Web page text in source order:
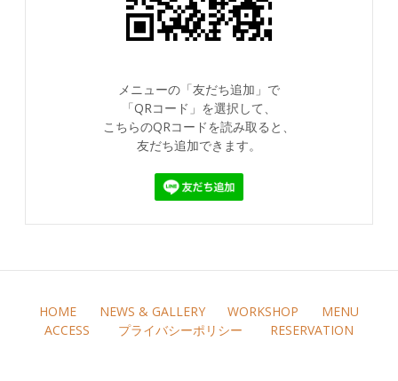
メニューの「友だち追加」で
「QRコード」を選択して、
こちらのQRコードを読み取ると、
友だち追加できます。
HOME NEWS & GALLERY WORKSHOP
MENU
ACCESS
プライバシーポリシー RESERVATION